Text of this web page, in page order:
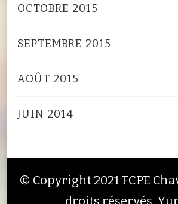
OCTOBRE 2015
SEPTEMBRE 2015
AOÛT 2015
JUIN 2014
© Copyright 2021 FCPE
droits réservés.